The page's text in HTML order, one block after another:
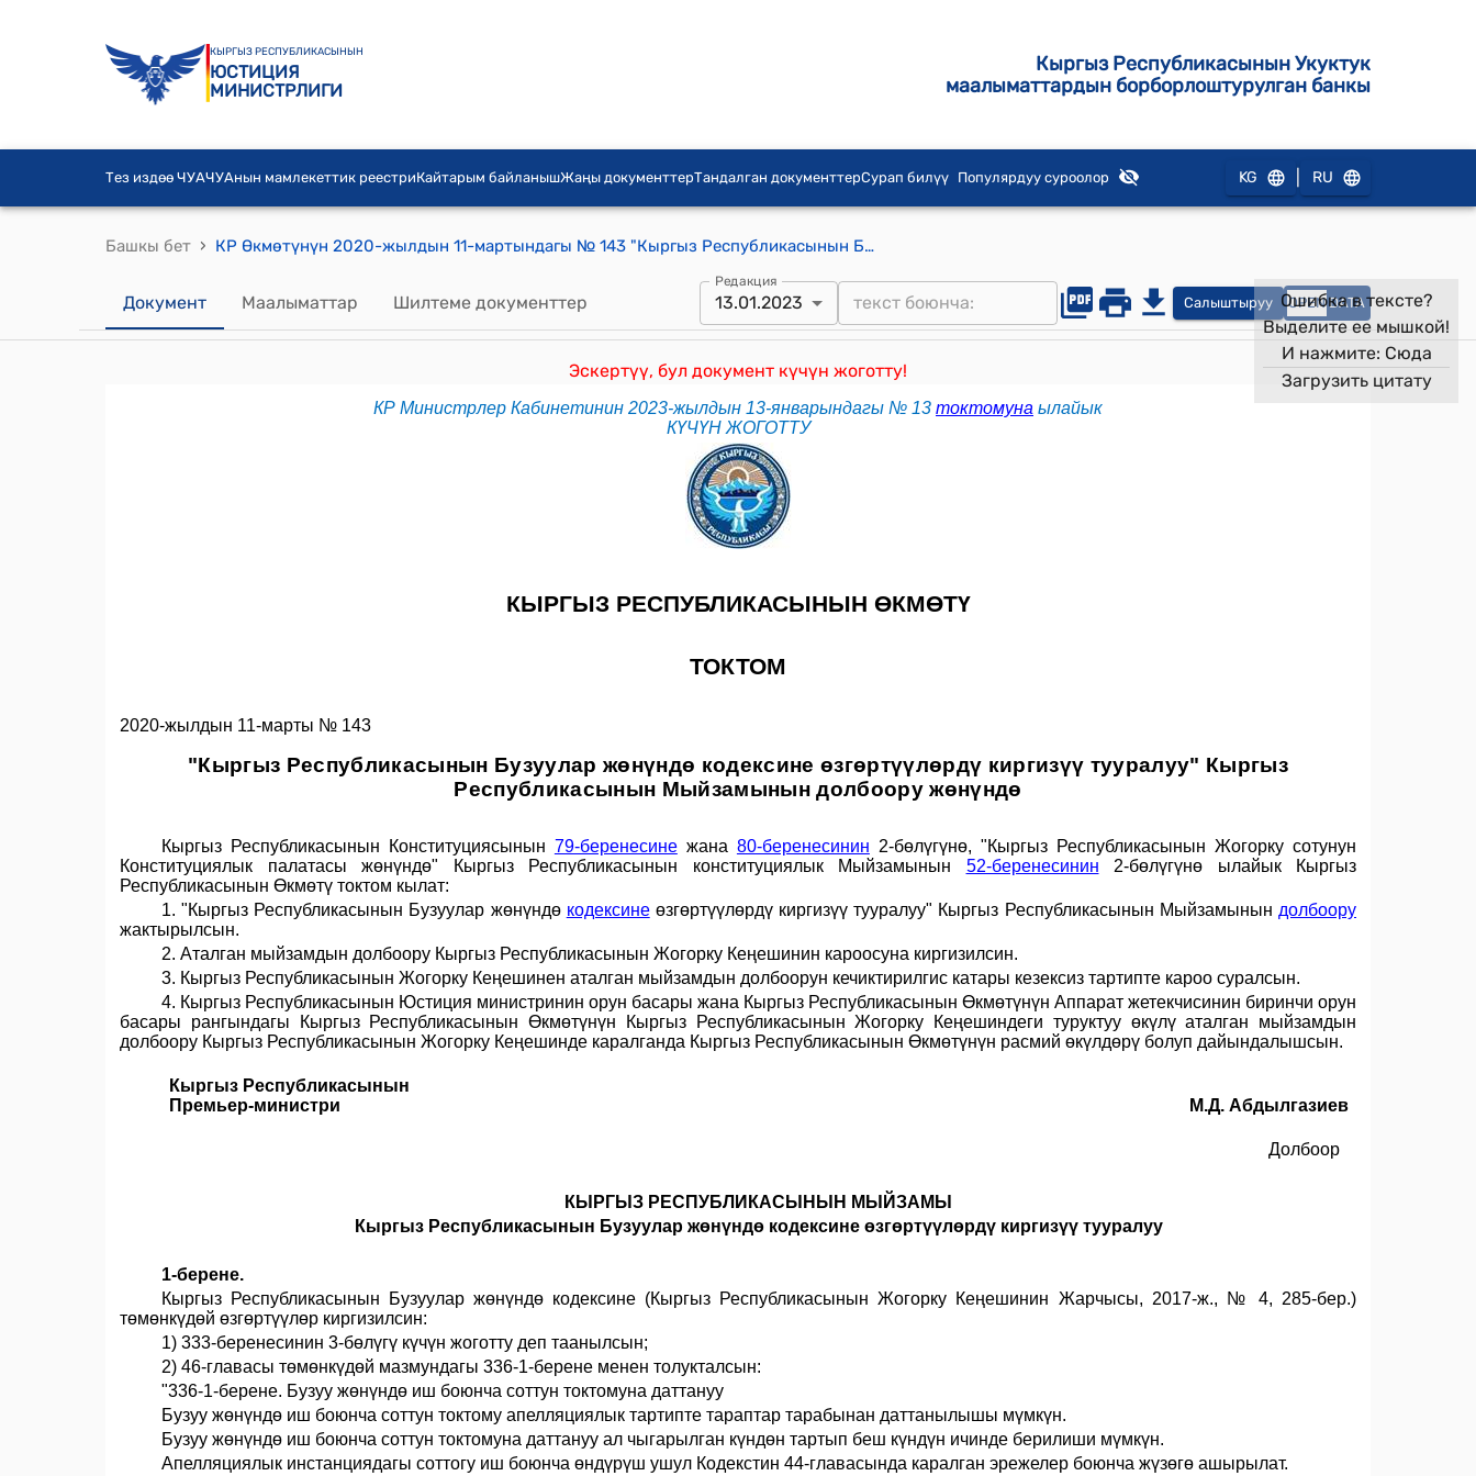
КЫРГЫЗ РЕСПУБЛИКАСЫНЫН
ЮСТИЦИЯ
МИНИСТРЛИГИ
Кыргыз Республикасынын Укуктук
маалыматтардын борборлоштурулган банкы
Тез издөө ЧУАЧУАнын мамлекеттик реестриКайтарым байланышЖаңы документтерТандалган документтерСурап билүү Популярдуу суроолор KG RU
Башкы бет › КР Өкмөтүнүн 2020-жылдын 11-мартындагы № 143 "Кыргыз Республикасынын Бузуулар жөнүндө кодексине өзгөртүүлөрдү киргизүү тууралуу" Кыргыз Республикасынын Мыйзамынын долбоору жөнүндө" токтому
Документ Маалыматтар Шилтеме документтер
Редакция
13.01.2023 Салыштыруу OPEN DATA
Эскертүү, бул документ күчүн жоготту!
Ошибка в тексте?
Выделите ее мышкой!
И нажмите: Сюда
Загрузить цитату